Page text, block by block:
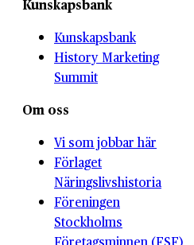
Kunskapsbank
Kunskapsbank
History Marketing
Summit
Om oss
Vi som jobbar här
Förlaget
Näringslivshistoria
Föreningen
Stockholms